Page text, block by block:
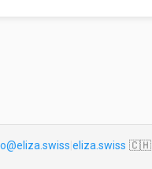
eliza.swiss 🇨🇭